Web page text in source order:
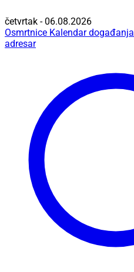
četvrtak - 06.08.2026
Osmrtnice Kalendar događanja
adresar